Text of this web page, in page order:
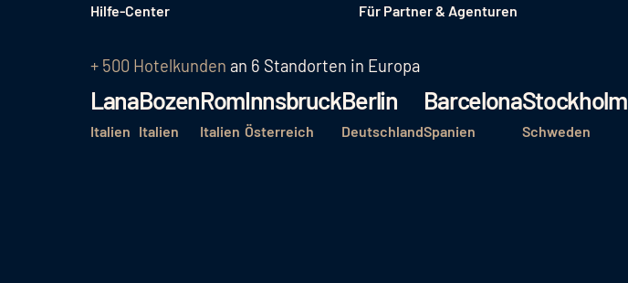
Hilfe-Center
Für Partner & Agenturen
+ 500 Hotelkunden an 6 Standorten in Europa
Lana
Italien
Bozen
Italien
Rom
Italien
Innsbruck
Österreich
Berlin
Deutschland
Barcelona
Spanien
Stockholm
Schweden